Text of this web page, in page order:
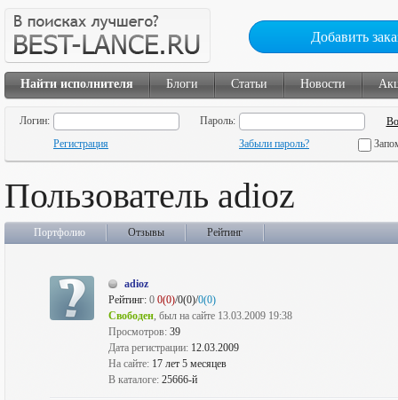
Добавить
Найти исполнителя Блоги Статьи Новости
Логин:
Пароль:
Регистрация
Забыли пароль?
Пользователь adioz
Портфолио Отзывы Рейтинг
adioz
Рейтинг: 0 0(0)/0(0)/0(0)
Свободен, был на сайте 13.03.2009 19:38
Просмотров: 39
Дата регистрации: 12.03.2009
На сайте: 17 лет 5 месяцев
В каталоге: 25666-й